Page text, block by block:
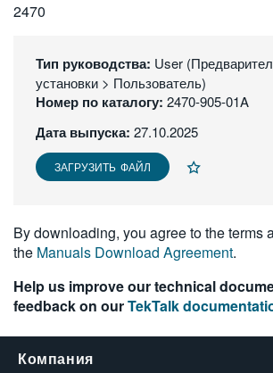
2470
Тип руководства: User
установки > Пользователь)
Номер по каталогу: 2470-905-01A
Дата выпуска: 27.10.2025
ЗАГРУЗИТЬ ФАЙЛ
By downloading, you agree to the terms
the Manuals Download Agreement.
Help us improve our technical
feedback on ourTekTalk
Компания